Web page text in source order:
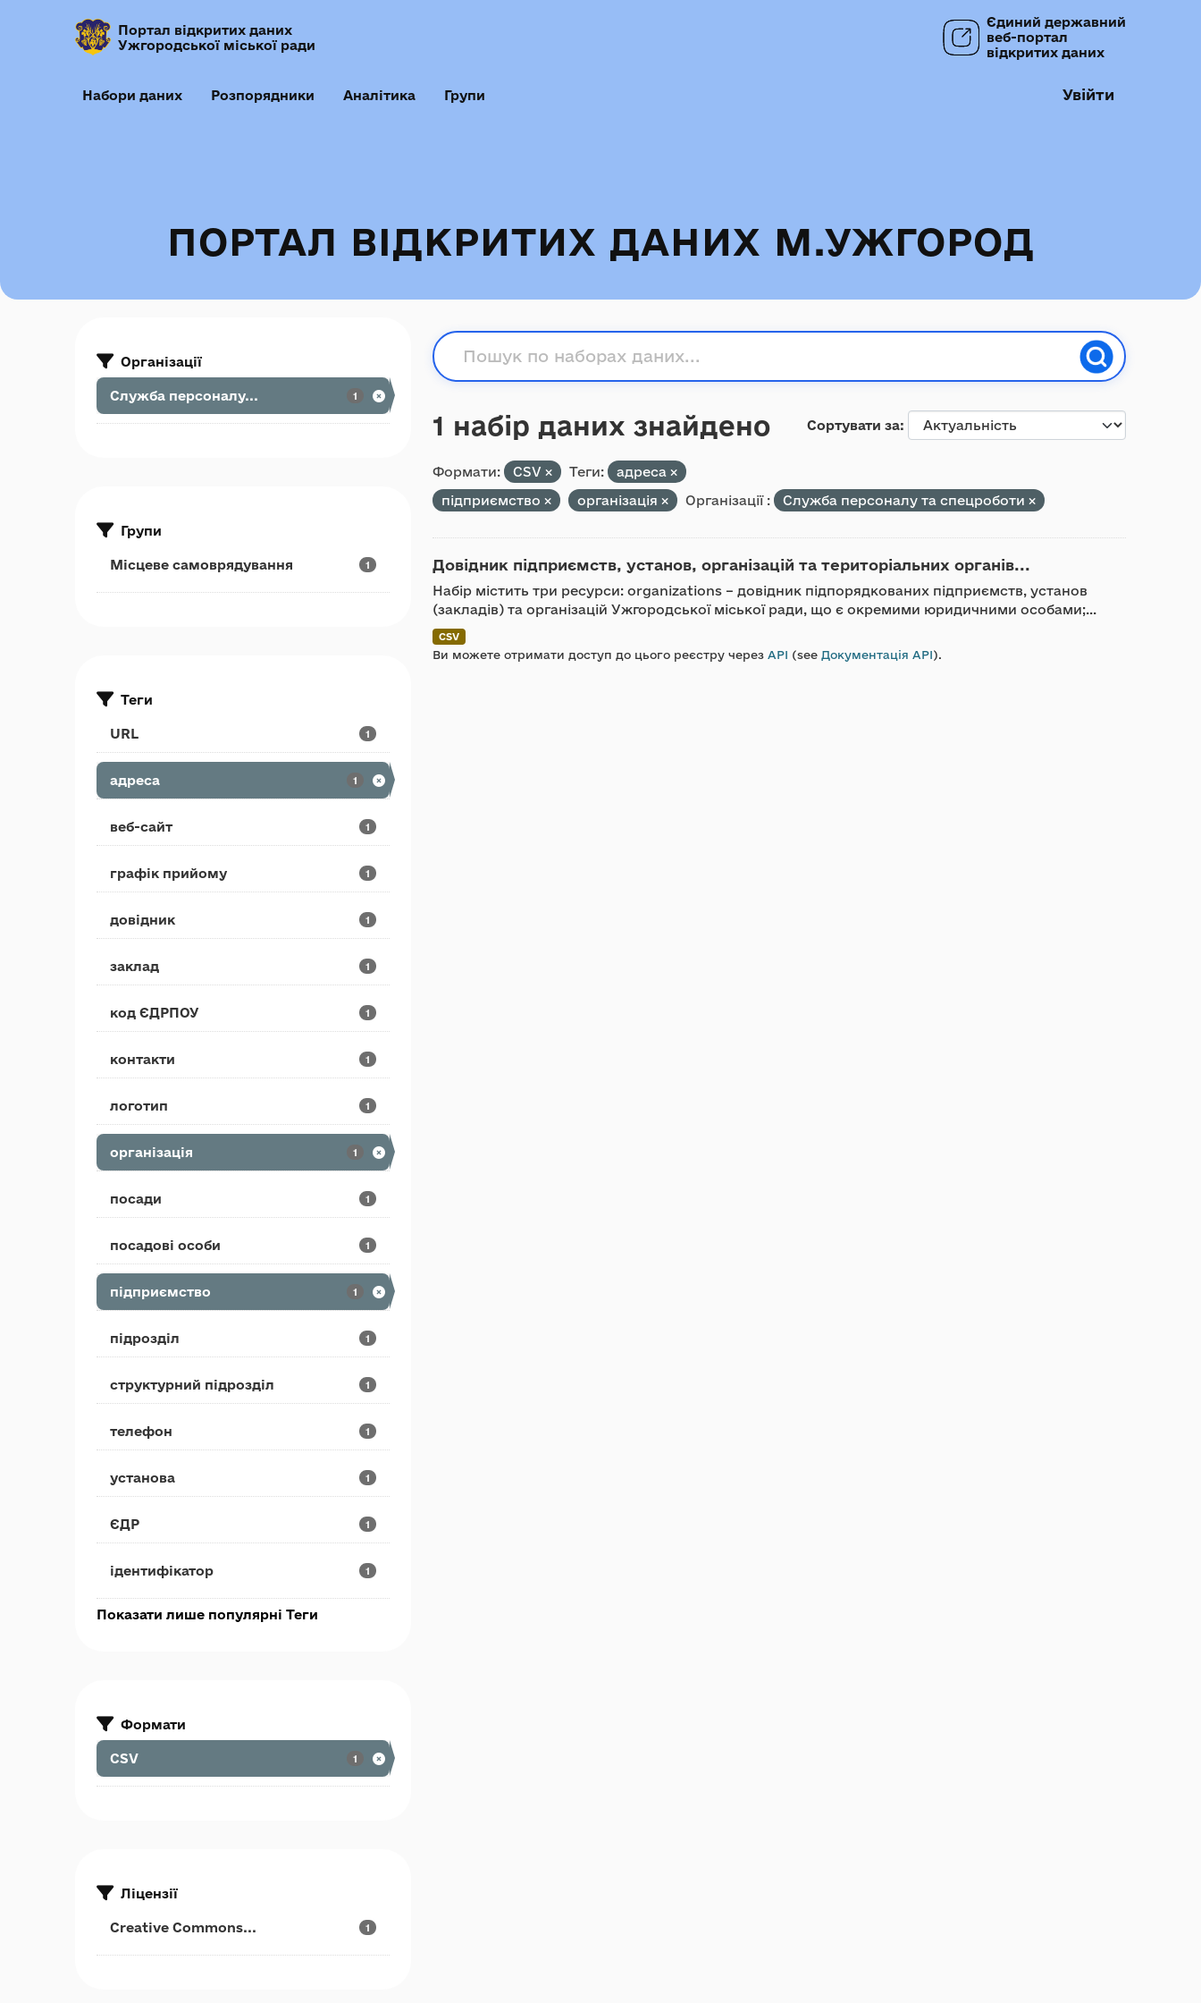
Портал відкритих даних
Ужгородської міської ради
Єдиний державний
веб-портал
відкритих даних
Набори даних Розпорядники Аналітика Групи Увійти
ПОРТАЛ ВІДКРИТИХ ДАНИХ М.УЖГОРОД
Організації
Служба персоналу... 1
Групи
Місцеве самоврядування 1
Теги
URL 1
адреса 1
веб-сайт 1
графік прийому 1
довідник 1
заклад 1
код ЄДРПОУ 1
контакти 1
логотип 1
організація 1
посади 1
посадові особи 1
підприємство 1
підрозділ 1
структурний підрозділ 1
телефон 1
установа 1
ЄДР 1
ідентифікатор 1
Показати лише популярні Теги
Формати
CSV 1
Ліцензії
Creative Commons... 1
Сортувати за
1 набір даних знайдено
Формати: CSV Теги:
адреса
підприємство
організація Організації : Служба персоналу та спецроботи
Довідник підприємств, установ, організацій та територіальних органів...
Набір містить три ресурси: organizations – довідник підпорядкованих підприємств, установ
(закладів) та організацій Ужгородської міської ради, що є окремими юридичними особами;...
CSV
Ви можете отримати доступ до цього реєстру через API (see Документація API).